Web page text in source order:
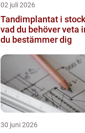
02 juli 2026
Tandimplantat i
vad du behöver veta
du bestämmer dig
30 juni 2026